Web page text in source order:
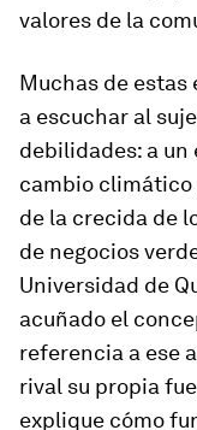
valores de la
Muchas de
a escuchar al
debilidades: a
cambio climático
de la crecida de
de negocios
Universidad de
acuñado el
referencia a ese
rival su propia
explique cómo